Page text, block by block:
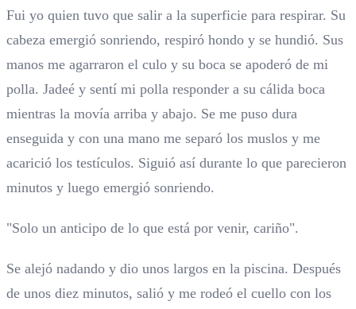
Fui yo quien tuvo que salir a la superficie para respirar. Su
cabeza emergió sonriendo, respiró hondo y se hundió. Sus
manos me agarraron el culo y su boca se apoderó de mi
polla. Jadeé y sentí mi polla responder a su cálida boca
mientras la movía arriba y abajo. Se me puso dura
enseguida y con una mano me separó los muslos y me
acarició los testículos. Siguió así durante lo que parecieron
minutos y luego emergió sonriendo.
"Solo un anticipo de lo que está por venir, cariño".
Se alejó nadando y dio unos largos en la piscina. Después
de unos diez minutos, salió y me rodeó el cuello con los